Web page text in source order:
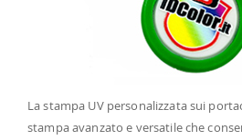
La stampa UV personalizzata sui
stampa avanzato e versatile che